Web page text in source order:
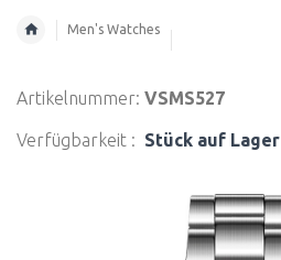
Men's Watches
Artikelnummer: VSMS527
Verfügbarkeit : Stück auf Lager